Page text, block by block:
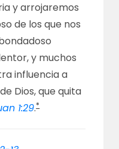
y arrojaremos
de los que nos
y muchos
influencia a
Dios, que quita
1:29.*